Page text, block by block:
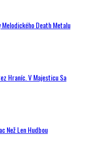
Melodického Death Metalu
Hraníc. V Majesticu Sa
Než Len Hudbou